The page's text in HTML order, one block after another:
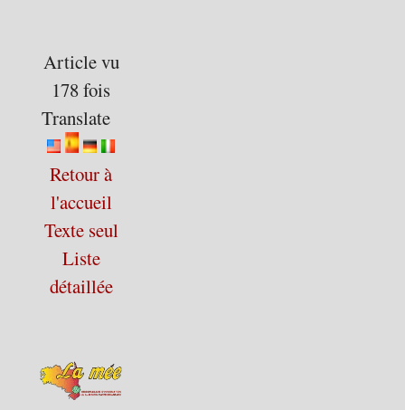
Article vu
178 fois
Translate
Retour à
l'accueil
Texte seul
Liste
détaillée